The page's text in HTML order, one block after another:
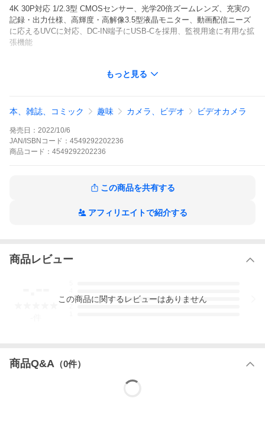
4K 30P対応 1/2.3型 CMOSセンサー、光学20倍ズームレンズ、充実の
記録・出力仕様、高輝度・高解像3.5型液晶モニター、動画配信ニーズ
に応えるUVCに対応、DC-IN端子にUSB-Cを採用、監視用途に有用な拡
張機能
SDカード（2スロット）SD/SDHC/SDXCカード（UHS-II非対応）
SDカード（2スロット）SD/SDHC/SDXCカード（UHS-II非対応）
有効画素数(動画)
フィルター径
58mm
本体サイズ(W)
109mm
もっと見る
本、雑誌、コミック 趣味 カメラ、ビデオ ビデオカメラ
発売日： 2022/10/6
JAN/ISBNコード： 4549292202236
商品 コード： 4549292202236
この商品を共有する
アフィリエイトで紹介する
商品レビュー
3
この商品に関するレビューはありません
商品Q&A （0件）